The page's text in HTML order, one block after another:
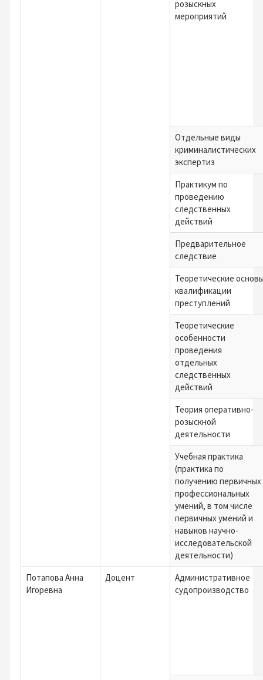
розыскных
мероприятий
Отдельные виды
криминалистических
экспертиз
Практикум по
проведению
следственных
действий
Предварительное
следствие
Теоретические
квалификации
преступлений
Теоретические
особенности
проведения
отдельных
следственных
действий
Теория оперативно-
розыскной
деятельности
Учебная практика
(практика по
получению первичных
профессиональных
умений, в том числе
первичных умений и
навыков научно-
исследовательской
деятельности)
Потапова Анна
Игоревна
Доцент
Административное
судопроизводство